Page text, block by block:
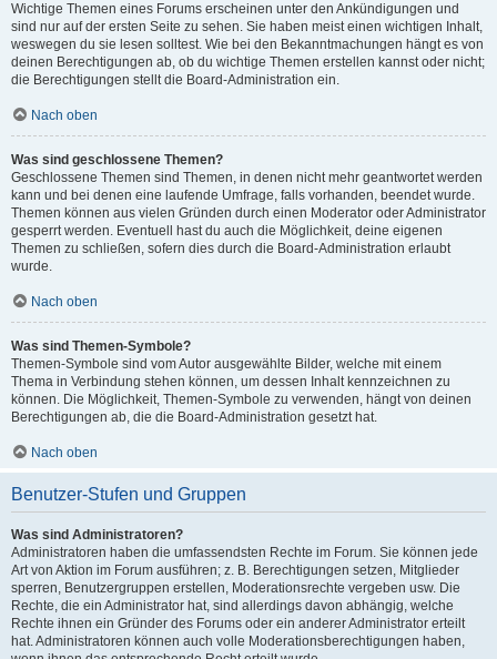
Wichtige Themen eines Forums erscheinen unter den Ankündigungen und
sind nur auf der ersten Seite zu sehen. Sie haben meist einen wichtigen Inhalt,
weswegen du sie lesen solltest. Wie bei den Bekanntmachungen hängt es von
deinen Berechtigungen ab, ob du wichtige Themen erstellen kannst oder nicht;
die Berechtigungen stellt die Board-Administration ein.
Nach oben
Was sind geschlossene Themen?
Geschlossene Themen sind Themen, in denen nicht mehr geantwortet werden
kann und bei denen eine laufende Umfrage, falls vorhanden, beendet wurde.
Themen können aus vielen Gründen durch einen Moderator oder Administrator
gesperrt werden. Eventuell hast du auch die Möglichkeit, deine eigenen
Themen zu schließen, sofern dies durch die Board-Administration erlaubt
wurde.
Nach oben
Was sind Themen-Symbole?
Themen-Symbole sind vom Autor ausgewählte Bilder, welche mit einem
Thema in Verbindung stehen können, um dessen Inhalt kennzeichnen zu
können. Die Möglichkeit, Themen-Symbole zu verwenden, hängt von deinen
Berechtigungen ab, die die Board-Administration gesetzt hat.
Nach oben
Benutzer-Stufen und Gruppen
Was sind Administratoren?
Administratoren haben die umfassendsten Rechte im Forum. Sie können jede
Art von Aktion im Forum ausführen; z. B. Berechtigungen setzen, Mitglieder
sperren, Benutzergruppen erstellen, Moderationsrechte vergeben usw. Die
Rechte, die ein Administrator hat, sind allerdings davon abhängig, welche
Rechte ihnen ein Gründer des Forums oder ein anderer Administrator erteilt
hat. Administratoren können auch volle Moderationsberechtigungen haben,